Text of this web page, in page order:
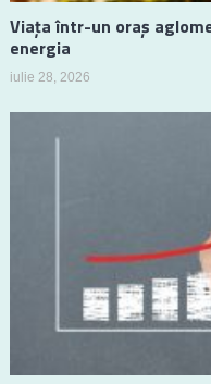
Viața într-un oraș
energia
iulie 28, 2026